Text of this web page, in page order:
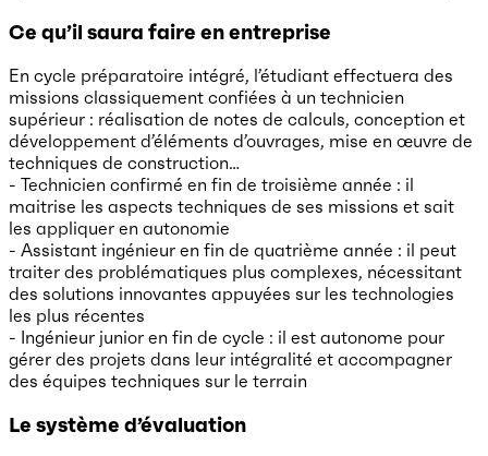
Ce qu’il saura faire en entreprise
En cycle préparatoire intégré, l’étudiant effectuera des
missions classiquement confiées à un technicien
supérieur : réalisation de notes de calculs, conception et
développement d’éléments d’ouvrages, mise en œuvre de
techniques de construction…
- Technicien confirmé en fin de troisième année : il
maitrise les aspects techniques de ses missions et sait
les appliquer en autonomie
- Assistant ingénieur en fin de quatrième année : il peut
traiter des problématiques plus complexes, nécessitant
des solutions innovantes appuyées sur les technologies
les plus récentes
- Ingénieur junior en fin de cycle : il est autonome pour
gérer des projets dans leur intégralité et accompagner
des équipes techniques sur le terrain
Le système d’évaluation